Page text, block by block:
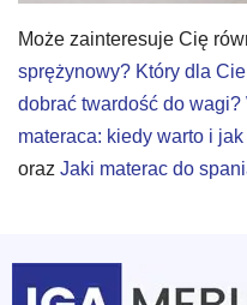
Może zainteresuje Cię
sprężynowy? Który dla
dobrać twardość do
materaca: kiedy warto i
oraz Jaki materac do